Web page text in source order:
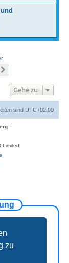
zu
Gehe zu
sind UTC+02:00
-
Limited